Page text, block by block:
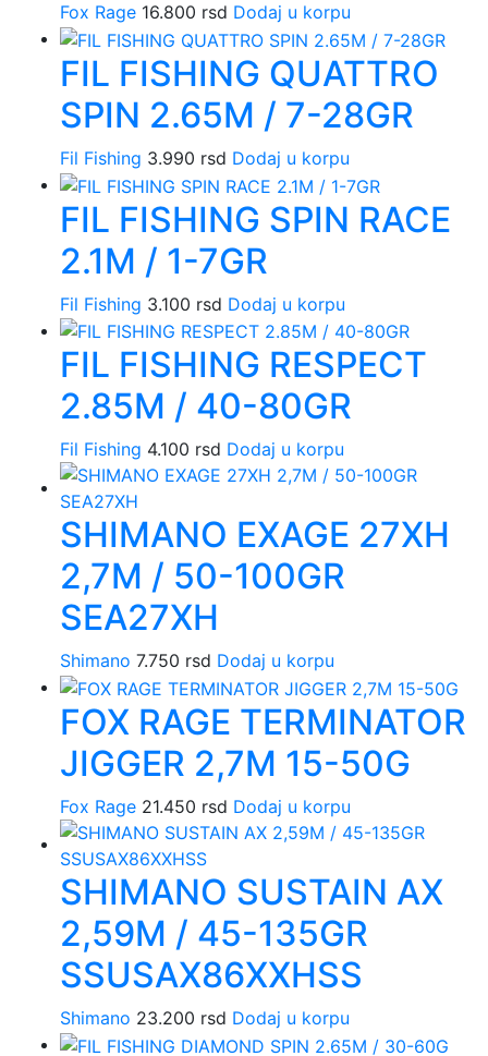
Fox Rage 16.800 rsd Dodaj u korpu
FIL FISHING QUATTRO
SPIN 2.65M / 7-28GR
Fil Fishing 3.990 rsd Dodaj u korpu
FIL FISHING SPIN RACE
2.1M / 1-7GR
Fil Fishing 3.100 rsd Dodaj u korpu
FIL FISHING RESPECT
2.85M / 40-80GR
Fil Fishing 4.100 rsd Dodaj u korpu
SHIMANO EXAGE 27XH
2,7M / 50-100GR
SEA27XH
Shimano 7.750 rsd Dodaj u korpu
FOX RAGE TERMINATOR
JIGGER 2,7M 15-50G
Fox Rage 21.450 rsd Dodaj u korpu
SHIMANO SUSTAIN AX
2,59M / 45-135GR
SSUSAX86XXHSS
Shimano 23.200 rsd Dodaj u korpu